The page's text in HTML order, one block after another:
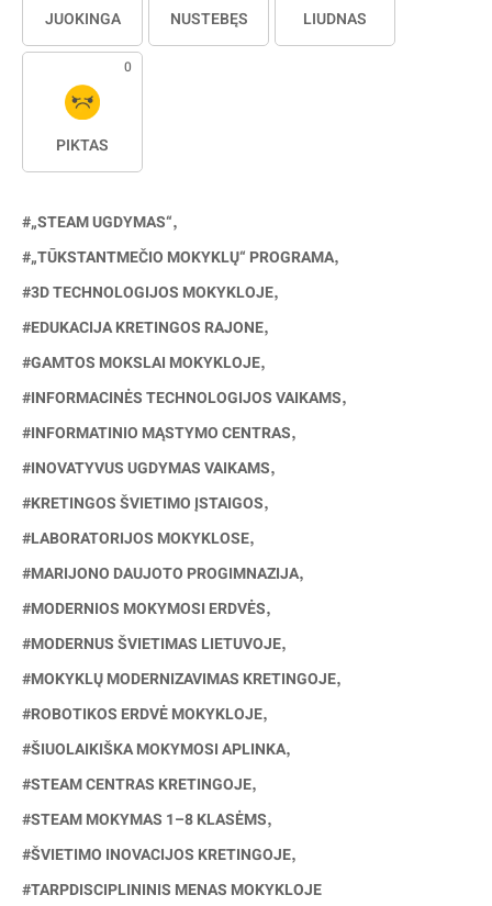
JUOKINGA NUSTEBĘS LIŪDNAS
0
PIKTAS
„STEAM UGDYMAS“
„TŪKSTANTMEČIO MOKYKLŲ“ PROGRAMA
3D TECHNOLOGIJOS MOKYKLOJE
EDUKACIJA KRETINGOS RAJONE
GAMTOS MOKSLAI MOKYKLOJE
INFORMACINĖS TECHNOLOGIJOS VAIKAMS
INFORMATINIO MĄSTYMO CENTRAS
INOVATYVUS UGDYMAS VAIKAMS
KRETINGOS ŠVIETIMO ĮSTAIGOS
LABORATORIJOS MOKYKLOSE
MARIJONO DAUJOTO PROGIMNAZIJA
MODERNIOS MOKYMOSI ERDVĖS
MODERNUS ŠVIETIMAS LIETUVOJE
MOKYKLŲ MODERNIZAVIMAS KRETINGOJE
ROBOTIKOS ERDVĖ MOKYKLOJE
ŠIUOLAIKIŠKA MOKYMOSI APLINKA
STEAM CENTRAS KRETINGOJE
STEAM MOKYMAS 1–8 KLASĖMS
ŠVIETIMO INOVACIJOS KRETINGOJE
TARPDISCIPLININIS MENAS MOKYKLOJE